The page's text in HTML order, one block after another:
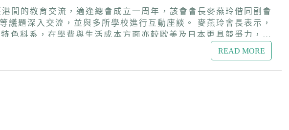
間的教育交流，適逢總會成立一周年，該會會長麥燕玲偕同副會
，並與多所學校進行互動座談。 麥燕玲會長表示，
色科系，在學費與生活成本方面亦較歐美及日本更具競爭力，她
灣非常歡迎香港學子來臺升讀大學，也希望臺港兩地的青年學子
見訪團，雙方就香港學生招生時程及推廣、港生在境外居留時間
READ MORE